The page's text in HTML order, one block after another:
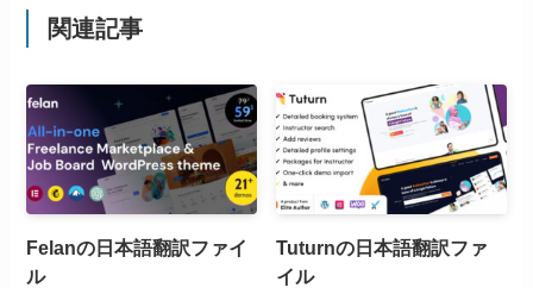
関連記事
Felanの日本語翻訳ファイ
ル
Tuturnの日本語翻訳ファ
イル